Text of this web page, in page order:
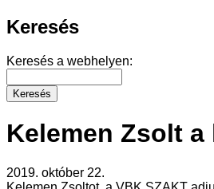
Keresés
Keresés a webhelyen:
Kelemen Zsolt
2019. október 22.